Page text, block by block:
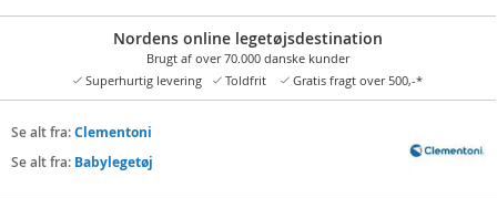
Nordens online legetøjsdestination
Brugt af over 70.000 danske kunder
Superhurtig levering
Toldfrit Gratis fragt over 500,-*
Se alt fra:Clementoni
Se alt fra: Babylegetøj